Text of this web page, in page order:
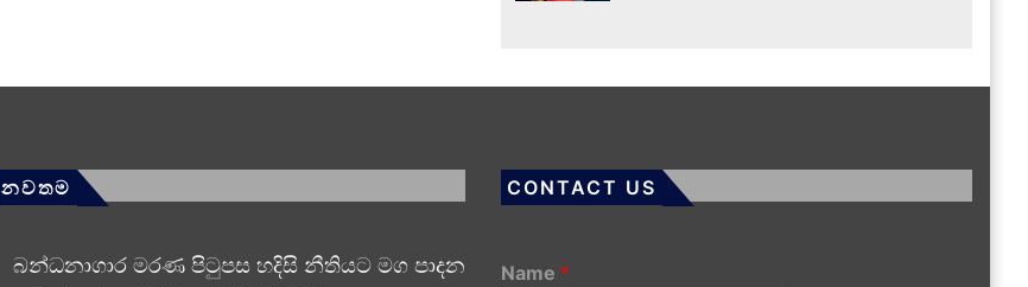
නවතම
බන්ධනාගාර මරණ පිටුපස හදිසි නීතියට මග පාදන
CONTACT US
Name *